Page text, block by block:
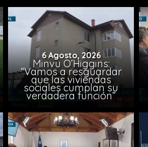
6 Agosto, 2026
Minvu O’Higgins:
“Vamos a resguardar
que las viviendas
sociales cumplan su
verdadera función”